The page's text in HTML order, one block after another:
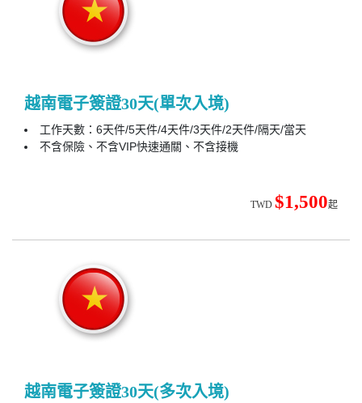
越南電子簽證30天(單次入境)
工作天數：6天件/5天件/4天件/3天件/2天件/隔天/當天
不含保險、不含VIP快速通關、不含接機
TWD $1,500起
越南電子簽證30天(多次入境)